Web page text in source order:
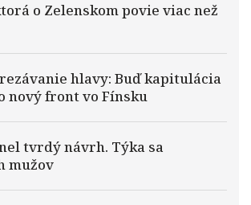
o Zelenskom povie viac než
hlavy: Buď kapitulácia
nový front vo Fínsku
tvrdý návrh. Týka sa
mužov